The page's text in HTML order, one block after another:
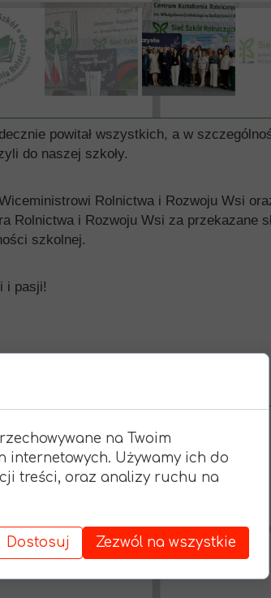
powitał wszystkich, a w
do naszej szkoły.
Rolnictwa i Rozwoju Wsi
Rolnictwa i Rozwoju Wsi za przekazane
szkolnej.
i pasji!
na Twoim
Używamy ich do
treści, oraz analizy ruchu na
Dostosuj Zezwól na wszystkie